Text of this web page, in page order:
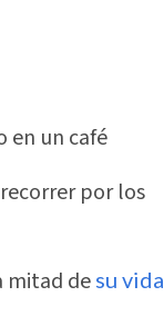
en un café
por los
mitad de su vida